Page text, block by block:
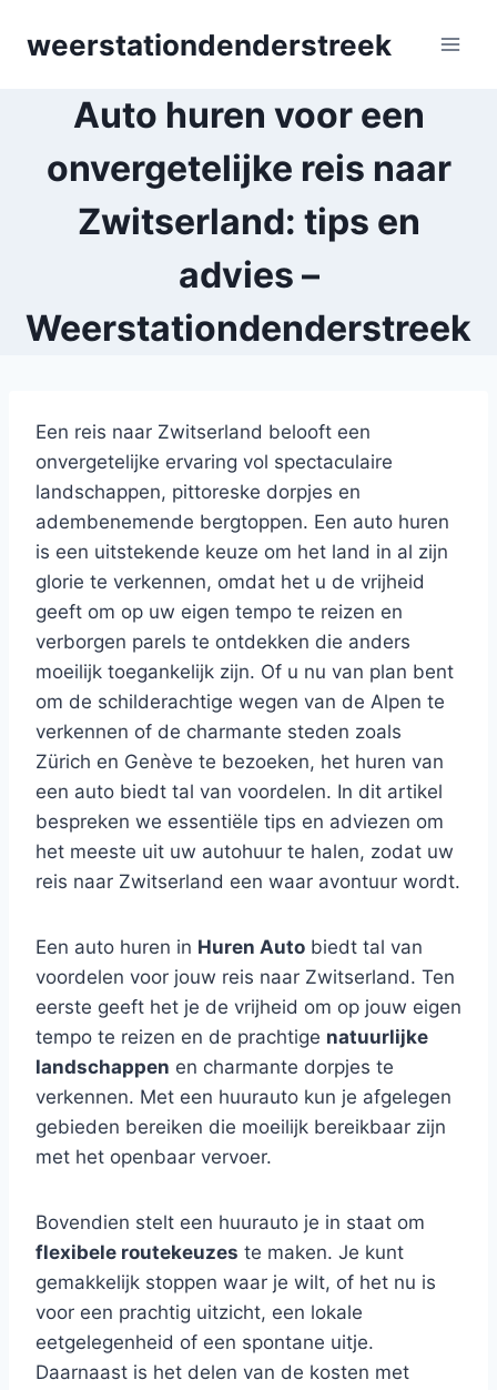
weerstationdenderstreek
Auto huren voor een
onvergetelijke reis naar
Zwitserland: tips en
advies –
Weerstationdenderstreek
Een reis naar Zwitserland belooft een
onvergetelijke ervaring vol spectaculaire
landschappen, pittoreske dorpjes en
adembenemende bergtoppen. Een auto huren
is een uitstekende keuze om het land in al zijn
glorie te verkennen, omdat het u de vrijheid
geeft om op uw eigen tempo te reizen en
verborgen parels te ontdekken die anders
moeilijk toegankelijk zijn. Of u nu van plan bent
om de schilderachtige wegen van de Alpen te
verkennen of de charmante steden zoals
Zürich en Genève te bezoeken, het huren van
een auto biedt tal van voordelen. In dit artikel
bespreken we essentiële tips en adviezen om
het meeste uit uw autohuur te halen, zodat uw
reis naar Zwitserland een waar avontuur wordt.
Een auto huren in Huren Auto biedt tal van
voordelen voor jouw reis naar Zwitserland. Ten
eerste geeft het je de vrijheid om op jouw eigen
tempo te reizen en de prachtige natuurlijke
landschappen en charmante dorpjes te
verkennen. Met een huurauto kun je afgelegen
gebieden bereiken die moeilijk bereikbaar zijn
met het openbaar vervoer.
Bovendien stelt een huurauto je in staat om
flexibele routekeuzes te maken. Je kunt
gemakkelijk stoppen waar je wilt, of het nu is
voor een prachtig uitzicht, een lokale
eetgelegenheid of een spontane uitje.
Daarnaast is het delen van de kosten met